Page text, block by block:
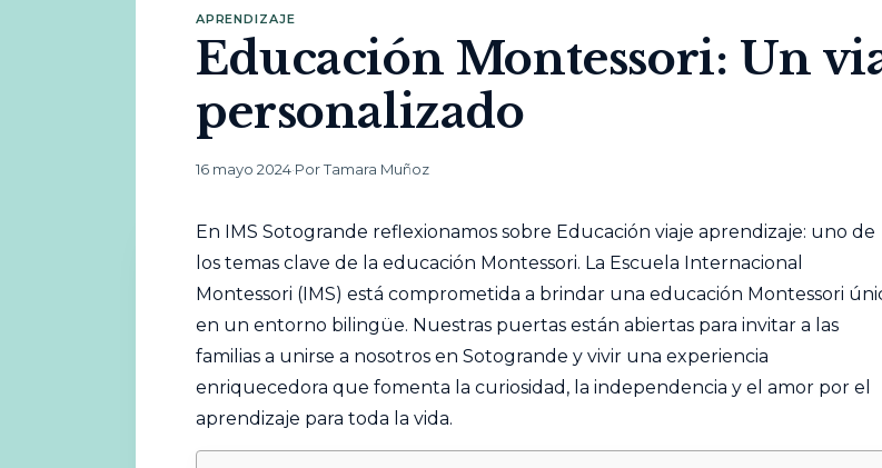
APRENDIZAJE
Educación Montessori: Un
personalizado
16 mayo 2024·Por Tamara Muñoz
En IMS Sotogrande reflexionamos sobre Educación viaje aprendizaje: uno de
los temas clave de la educación Montessori. La Escuela Internacional
Montessori (IMS) está comprometida a brindar una educación Montessori
en un entorno bilingüe. Nuestras puertas están abiertas para invitar a las
familias a unirse a nosotros en Sotogrande y vivir una experiencia
enriquecedora que fomenta la curiosidad, la independencia y el amor por el
aprendizaje para toda la vida.